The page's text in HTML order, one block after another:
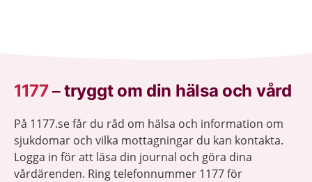
1177–tryggt om din hälsa och vård
På 1177.se får du råd om hälsa och information om
sjukdomar och vilka mottagningar du kan kontakta.
Logga in för att läsa din journal och göra dina
vårdärenden. Ring telefonnummer 1177 för